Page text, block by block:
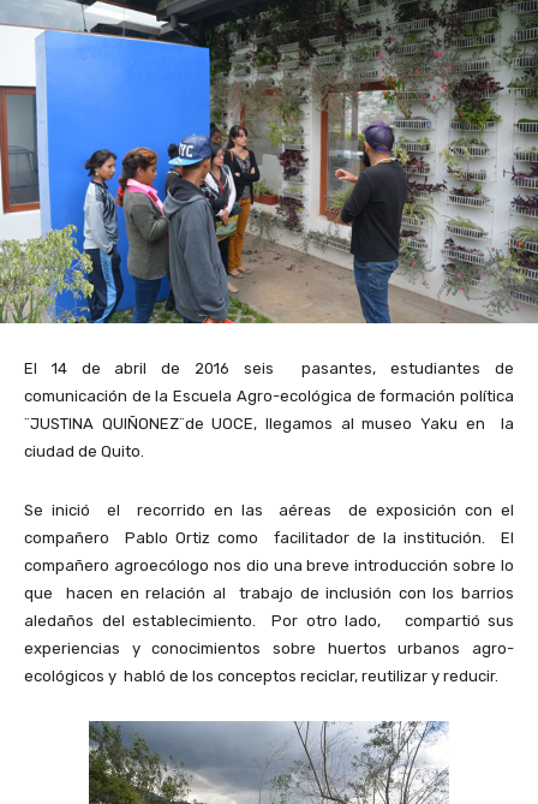
El 14 de abril de 2016 seis pasantes, estudiantes de
comunicación de la Escuela Agro-ecológica de formación política
¨JUSTINA QUIÑONEZ¨de UOCE, llegamos al museo Yaku en la
ciudad de Quito.
Se inició el recorrido en las aéreas de exposición con el
compañero Pablo Ortiz como facilitador de la institución. El
compañero agroecólogo nos dio una breve introducción sobre lo
que hacen en relación al trabajo de inclusión con los barrios
aledaños del establecimiento. Por otro lado, compartió sus
experiencias y conocimientos sobre huertos urbanos agro-
ecológicos y habló de los conceptos reciclar, reutilizar y reducir.